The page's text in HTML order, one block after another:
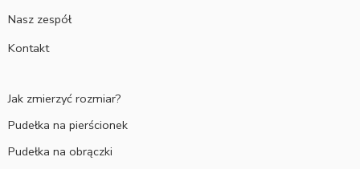
Nasz zespół
Kontakt
Jak zmierzyć rozmiar?
Pudełka na pierścionek
Pudełka na obrączki